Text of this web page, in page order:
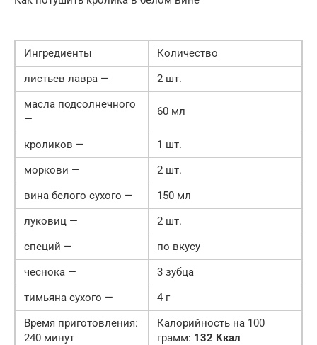
Ингредиенты
Количество
листьев лавра —
2 шт.
масла подсолнечного
—
60 мл
кроликов —
1 шт.
моркови —
2 шт.
вина белого сухого —
150 мл
луковиц —
2 шт.
специй —
по вкусу
чеснока —
3 зубца
тимьяна сухого —
4 г
Время приготовления:
240 минут
Калорийность на 100
грамм: 132 Ккал